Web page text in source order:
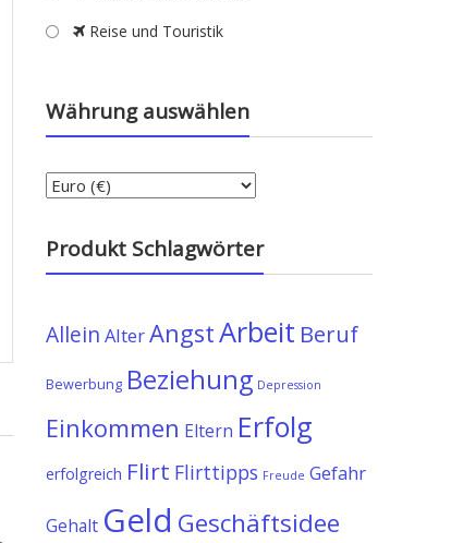
Reise und Touristik
Währung auswählen
Produkt Schlagwörter
Allein AlterAngstArbeit Beruf
Bewerbung Beziehung Depression
Einkommen Eltern Erfolg
erfolgreich Flirt Flirttipps Freude Gefahr
Gehalt Geld Geschäftsidee